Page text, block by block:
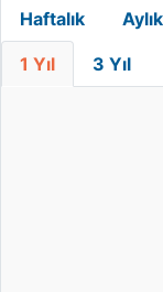
Haftalık Aylık
1 Yıl 3 Yıl